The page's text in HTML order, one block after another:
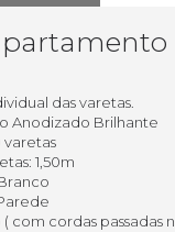
das varetas.
Anodizado Brilhante
varetas
1,50m
com cordas passadas